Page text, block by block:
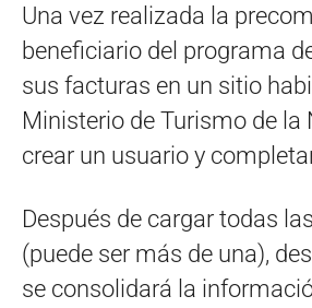
Una vez realizada la
beneficiario del programa
sus facturas en un sitio
Ministerio de Turismo de la
crear un usuario y
Después de cargar todas
(puede ser más de una),
se consolidará la